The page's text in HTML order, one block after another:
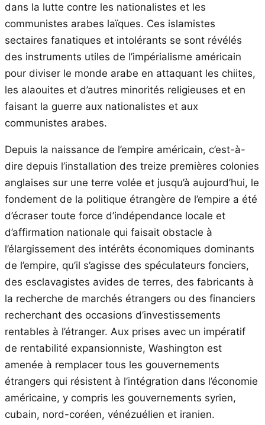
dans la lutte contre les nationalistes et les
communistes arabes laïques. Ces islamistes
sectaires fanatiques et intolérants se sont révélés
des instruments utiles de l’impérialisme américain
pour diviser le monde arabe en attaquant les chiites,
les alaouites et d’autres minorités religieuses et en
faisant la guerre aux nationalistes et aux
communistes arabes.
Depuis la naissance de l’empire américain, c’est-à-
dire depuis l’installation des treize premières colonies
anglaises sur une terre volée et jusqu’à aujourd’hui, le
fondement de la politique étrangère de l’empire a été
d’écraser toute force d’indépendance locale et
d’affirmation nationale qui faisait obstacle à
l’élargissement des intérêts économiques dominants
de l’empire, qu’il s’agisse des spéculateurs fonciers,
des esclavagistes avides de terres, des fabricants à
la recherche de marchés étrangers ou des financiers
recherchant des occasions d’investissements
rentables à l’étranger. Aux prises avec un impératif
de rentabilité expansionniste, Washington est
amenée à remplacer tous les gouvernements
étrangers qui résistent à l’intégration dans l’économie
américaine, y compris les gouvernements syrien,
cubain, nord-coréen, vénézuélien et iranien.